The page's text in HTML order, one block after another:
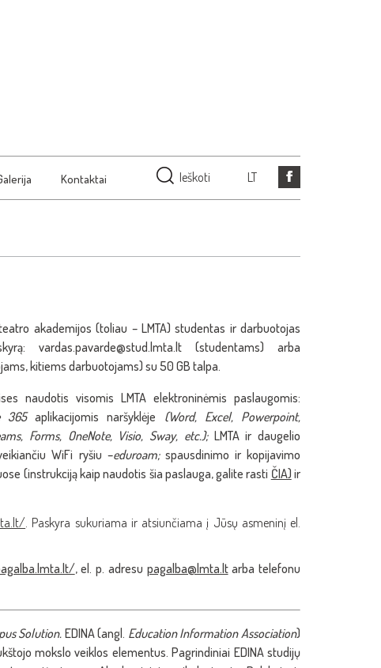
Kontaktai Ieškoti LT
akademijos (toliau – LMTA) studentas ir darbuotojas
vardas.pavarde@stud.lmta.lt (studentams) arba
kitiems darbuotojams) su 50 GB talpa.
naudotis visomis LMTA elektroninėmis paslaugomis:
365aplikacijomis naršyklėje (Word, Excel, Powerpoint,
Forms, OneNote, Visio, Sway, etc.); LMTA ir daugelio
WiFi ryšiu –eduroam;spausdinimo ir kopijavimo
(instrukciją kaip naudotis šia paslauga, galite rasti ČIA) ir
. Paskyra sukuriama ir atsiunčiama į Jūsų asmeninį el.
, el. p. adresu pagalba@lmta.ltarba telefonu
Solution. EDINA (angl. Education Information Association)
mokslo veiklos elementus. Pagrindiniai EDINA studijų